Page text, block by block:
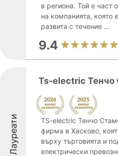
в региона. Той е част
на компанията, която
развита с течение ...
9.4
Лауреати
Ts-electric Тенчо
TS-electric Тенчо
фирма в Хасково,
върху търговията и
електрически